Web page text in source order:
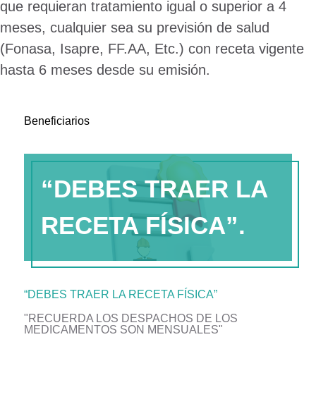
que requieran tratamiento igual o superior a 4
meses, cualquier sea su previsión de salud
(Fonasa, Isapre, FF.AA, Etc.) con receta vigente
hasta 6 meses desde su emisión.
Beneficiarios
“DEBES TRAER LA RECETA FÍSICA”
"RECUERDA LOS DESPACHOS DE LOS
MEDICAMENTOS SON MENSUALES"
“DEBES TRAER LA
RECETA FÍSICA”.